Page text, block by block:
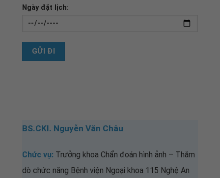
Ngày đặt lịch:
BS.CKI. Nguyễn Văn Châu
Chức vụ: Trưởng khoa Chẩn đoán hình ảnh – Thăm
dò chức năng Bệnh viện Ngoại khoa 115 Nghệ An